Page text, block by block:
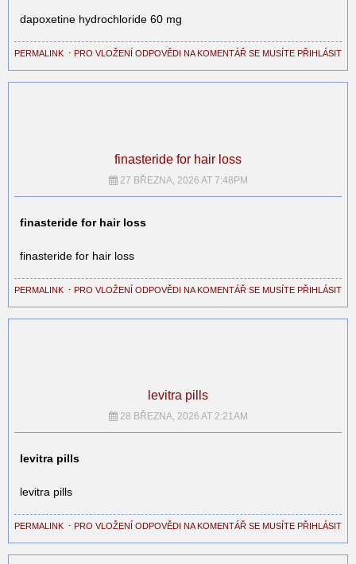
dapoxetine hydrochloride 60 mg
PERMALINK ⋅ PRO VLOŽENÍ ODPOVĚDI NA KOMENTÁŘ SE MUSÍTE PŘIHLÁSIT
finasteride for hair loss
27 BŘEZNA, 2026 AT 7:48PM
finasteride for hair loss
finasteride for hair loss
PERMALINK ⋅ PRO VLOŽENÍ ODPOVĚDI NA KOMENTÁŘ SE MUSÍTE PŘIHLÁSIT
levitra pills
28 BŘEZNA, 2026 AT 2:21AM
levitra pills
levitra pills
PERMALINK ⋅ PRO VLOŽENÍ ODPOVĚDI NA KOMENTÁŘ SE MUSÍTE PŘIHLÁSIT